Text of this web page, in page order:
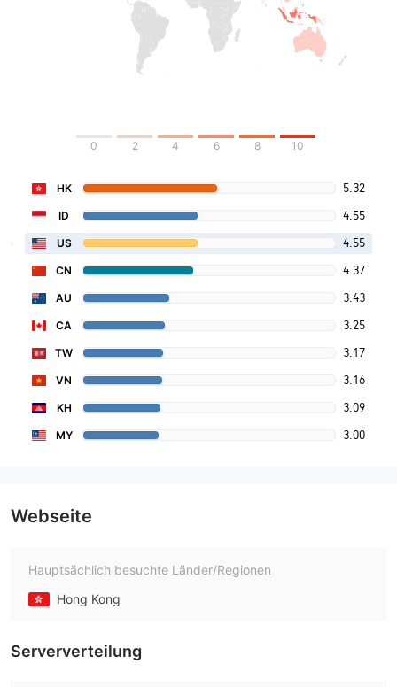
0 2 4 6 8 10
HK 5.32
ID 4.55
US 4.55
CN 4.37
AU 3.43
CA 3.25
TW 3.17
VN 3.16
KH 3.09
MY 3.00
Webseite
Hauptsächlich besuchte Länder/Regionen
Hong Kong
Serververteilung